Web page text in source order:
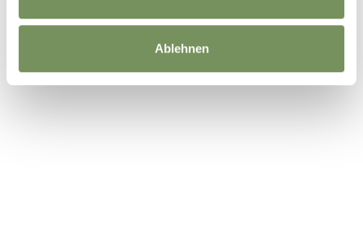
Ablehnen